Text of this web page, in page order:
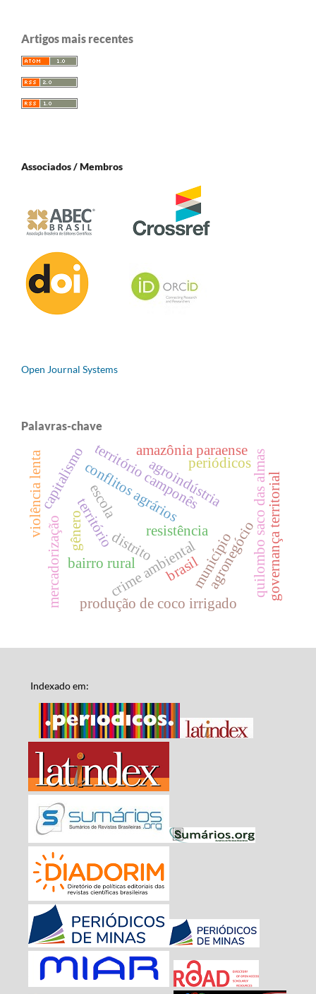
Artigos mais recentes
Associados / Membros
Open Journal Systems
Palavras-chave
município
distrito
bairro rural
escola
resistência
conflitos agrários
agronegócioquilombo saco das almas
mercadorização
capitalismoterritório camponês
violência lenta agroindústria
amazônia paraense
crime ambiental
território
gênero
produção de coco irrigado
governança territorial
periódicos
brasil
Indexado em: